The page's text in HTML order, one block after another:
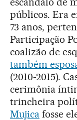
públicos. Era
73 anos,
Participação
coalizão de
também
(2010-2015).
cerimônia
trincheira
Mujicafosse